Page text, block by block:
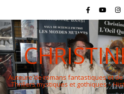
Auteure de romans fantastiques et
Thrillers mystiques et gothiques –